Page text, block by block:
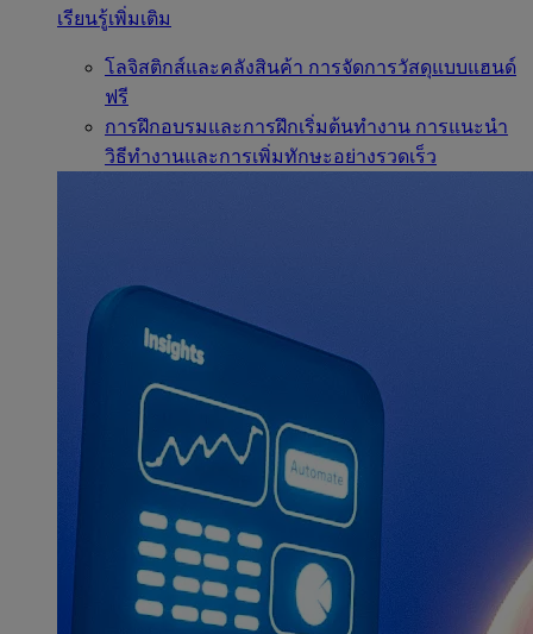
เรียนรู้เพิ่มเติม
โลจิสติกส์และคลังสินค้า การจัดการวัสดุแบบแฮนด์
ฟรี
การฝึกอบรมและการฝึกเริ่มต้นทำงาน การแนะนำ
วิธีทำงานและการเพิ่มทักษะอย่างรวดเร็ว